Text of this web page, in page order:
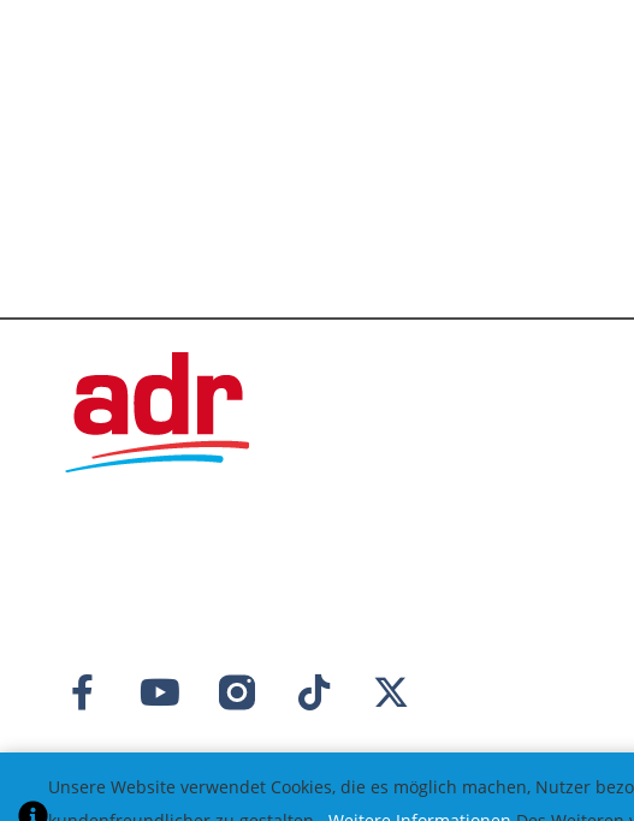
Unsere Website verwendet Cookies, die es möglich machen, Nutzer